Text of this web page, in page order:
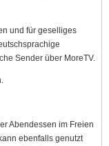
und für geselliges
Sender über MoreTV.
Abendessen im Freien
ebenfalls genutzt